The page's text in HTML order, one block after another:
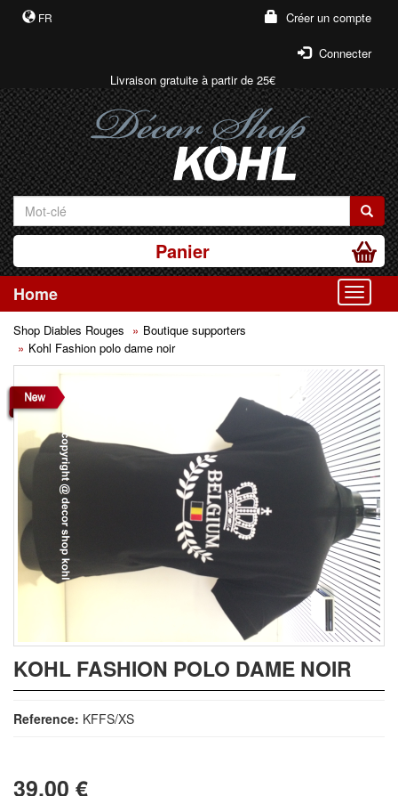
FR Créer un compte
Connecter
Livraison gratuite à partir de 25€
Panier
Home
Shop Diables Rouges
Boutique supporters
Kohl Fashion polo dame noir
KOHL FASHION POLO DAME NOIR
Reference: KFFS/XS
39,00 €